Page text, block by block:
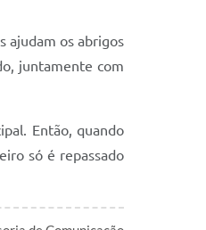
ajudam os abrigos
juntamente com
Então, quando
só é repassado